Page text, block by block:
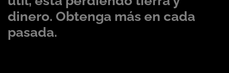
dinero. Obtenga más en cada
pasada.